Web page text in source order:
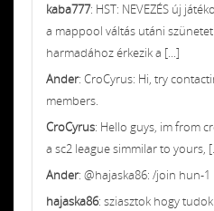
kaba777: HST: NEVEZÉS új
a mappool váltás utáni
harmadához érkezik a [...]
Ander: CroCyrus: Hi, try
members.
CroCyrus: Hello guys, im from
a sc2 league simmilar to yours,
Ander: @hajaska86: /join hun-1
hajaska86: sziasztok hogy